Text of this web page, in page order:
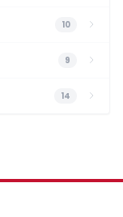
10
9
14